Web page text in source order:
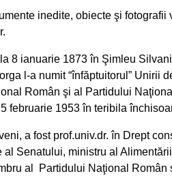
inedite, obiecte şi
8 ianuarie 1873 în Şimleu
l-a numit“înfăptuitorul” Unirii
Român şi al Partidului
februarie 1953 în teribila
a fost prof.univ.dr. în Drept
al Senatului, ministru al
al Partidului Naţional